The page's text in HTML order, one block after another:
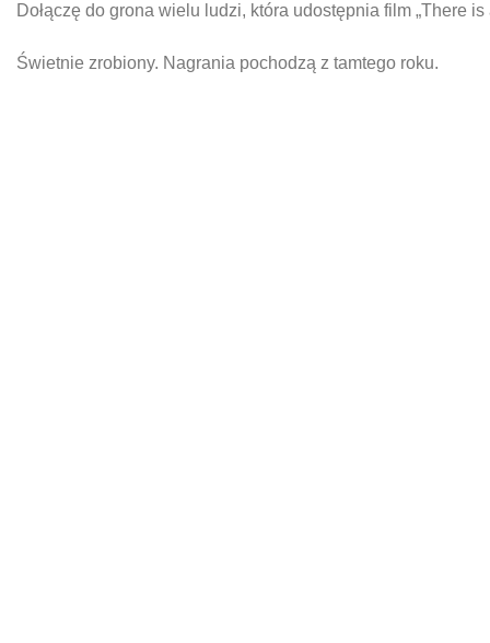
Dołączę do grona wielu ludzi, która udostępnia film „There is
Świetnie zrobiony. Nagrania pochodzą z tamtego roku.